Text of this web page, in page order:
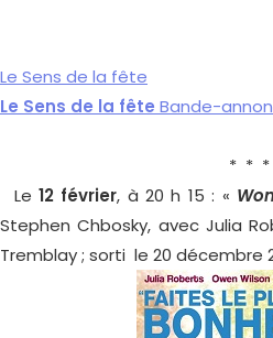
Le Sens de la fête
Le Sens de la fête Bande-
* * *
Le12 février, à 20 h 15 : «
Stephen Chbosky, avec Julia
Tremblay ; sorti le 20 décembre